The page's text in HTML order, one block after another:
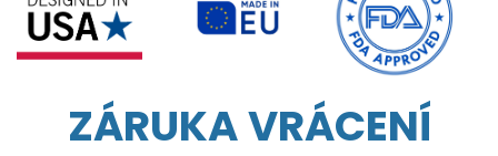
ZÁRUKA VRÁCENÍ